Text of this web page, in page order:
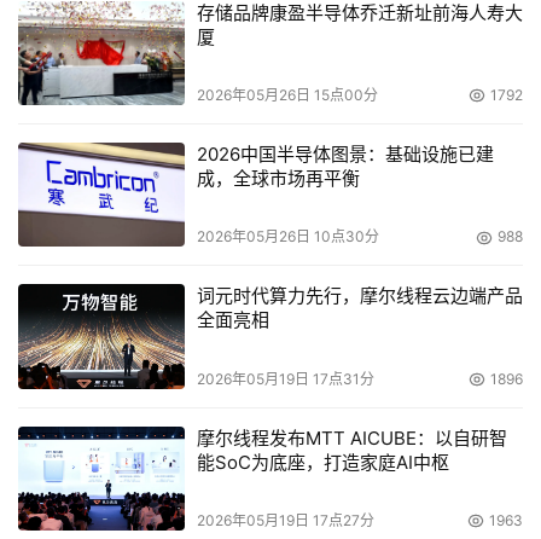
存储品牌康盈半导体乔迁新址前海人寿大
厦
2026年05月26日 15点00分 1792
2026中国半导体图景：基础设施已建
成，全球市场再平衡
2026年05月26日 10点30分 988
词元时代算力先行，摩尔线程云边端产品
全面亮相
2026年05月19日 17点31分 1896
摩尔线程发布MTT AICUBE：以自研智
能SoC为底座，打造家庭AI中枢
2026年05月19日 17点27分 1963